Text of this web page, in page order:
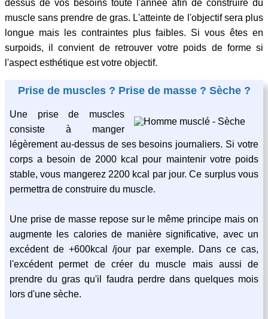
dessus de vos besoins toute l'année afin de construire du
muscle sans prendre de gras. L'atteinte de l'objectif sera plus
longue mais les contraintes plus faibles. Si vous êtes en
surpoids, il convient de retrouver votre poids de forme si
l'aspect esthétique est votre objectif.
Prise de muscles ? Prise de masse ? Sèche ?
Une prise de muscles
consiste à manger
légèrement au-dessus de ses besoins journaliers. Si votre
corps a besoin de 2000 kcal pour maintenir votre poids
stable, vous mangerez 2200 kcal par jour. Ce surplus vous
permettra de construire du muscle.
Une prise de masse repose sur le même principe mais on
augmente les calories de manière significative, avec un
excédent de +600kcal /jour par exemple. Dans ce cas,
l'excédent permet de créer du muscle mais aussi de
prendre du gras qu'il faudra perdre dans quelques mois
lors d'une sèche.